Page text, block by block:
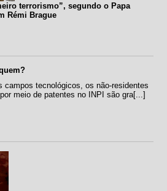
terrorismo”, segundo o Papa
Rémi Brague
campos tecnológicos, os não-residentes
meio de patentes no INPI são gra[...]